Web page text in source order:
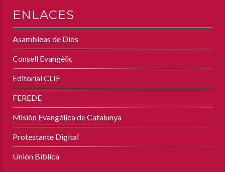
ENLACES
Asambleas de Dios
Consell Evangèlic
Editorial CLIE
FEREDE
Misión Evangélica de Catalunya
Protestante Digital
Unión Bíblica